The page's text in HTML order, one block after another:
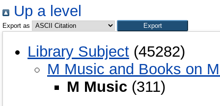
Up a level
Export as
Library Subject (45282)
M Music and Books on
M Music (311)